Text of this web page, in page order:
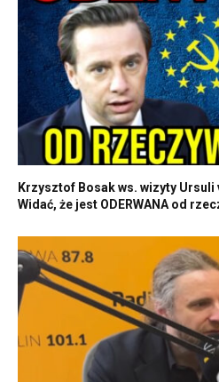
Krzysztof Bosak ws. wizyty Ursuli
Widać, że jest ODERWANA od